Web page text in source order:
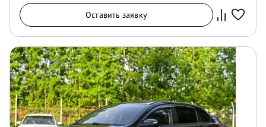
Оставить заявку